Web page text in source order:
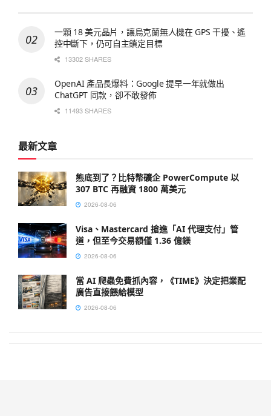
一顆 18 美元晶片，讓烏克蘭無人機在 GPS 干擾、遙
控中斷下，仍可自主鎖定目標
13302 SHARES
OpenAI 產品長爆料：Google 提早一年就做出
ChatGPT 同款，卻不敢發佈
11493 SHARES
最新文章
熊底到了？比特幣礦企 PowerCompute 以
307 BTC 再融資 1800 萬美元
2026-08-06
Visa、Mastercard 搶進「AI 代理支付」管
道，但至今交易額僅 1.36 億鎂
2026-08-06
當 AI 爬蟲免費抓內容，《TIME》決定把業配
廣告直接餵給模型
2026-08-06